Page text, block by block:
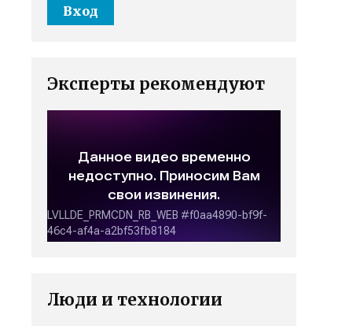
Эксперты рекомендуют
Люди и технологии